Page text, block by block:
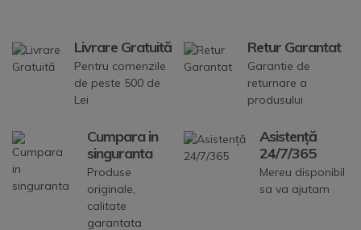
Livrare Gratuită
Pentru comenzile
de peste 500 de
Lei
Retur Garantat
Garantie de
returnare a
produsului
Cumpara in
singuranta
Produse
originale,
calitate
garantata
Asistență
24/7/365
Mereu disponibil
sa va ajutam